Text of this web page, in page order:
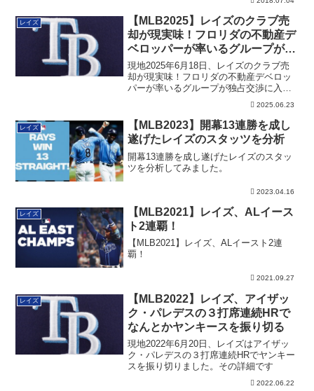
レイズ
【MLB2025】レイズのクラブ売
却が現実味！フロリダの不動産デ
ベロッパーが率いるグループが独
占交渉に入る
現地2025年6月18日、レイズのクラブ売
却が現実味！フロリダの不動産デベロッ
パーが率いるグループが独占交渉に入っ
ていることが明らかになりました。スタ
ジアム建設の経緯も含めた詳細です。
2025.06.23
レイズ
【MLB2023】開幕13連勝を成し
遂げたレイズのスタッツを分析
開幕13連勝を成し遂げたレイズのスタッ
ツを分析してみました。
2023.04.16
レイズ
【MLB2021】レイズ、ALイース
ト2連覇！
【MLB2021】レイズ、ALイースト2連
覇！
2021.09.27
レイズ
【MLB2022】レイズ、アイザッ
ク・パレデスの３打席連続HRで
なんとかヤンキースを振り切る
現地2022年6月20日、レイズはアイザッ
ク・パレデスの３打席連続HRでヤンキー
スを振り切りました。その詳細です
2022.06.22